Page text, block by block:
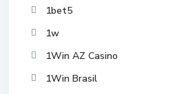
1bet5
1w
1Win AZ Casino
1Win Brasil